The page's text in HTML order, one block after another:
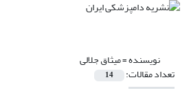
نویسنده =میثاق جلالی
تعداد مقالات: 14